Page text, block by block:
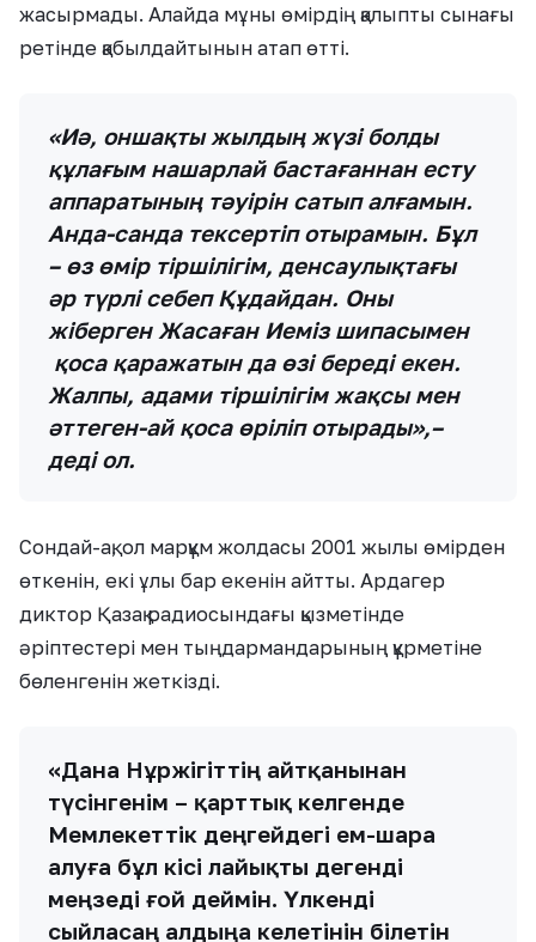
жасырмады. Алайда мұны өмірдің қалыпты сынағы
ретінде қабылдайтынын атап өтті.
«Иә, оншақты жылдың жүзі болды
құлағым нашарлай бастағаннан есту
аппаратының тәуірін сатып алғамын.
Анда-санда тексертіп отырамын. Бұл
– өз өмір тіршілігім, денсаулықтағы
әр түрлі себеп Құдайдан. Оны
жіберген Жасаған Иеміз шипасымен
қоса қаражатын да өзі береді екен.
Жалпы, адами тіршілігім жақсы мен
әттеген-ай қоса өріліп отырады»,–
деді ол.
Сондай-ақ, ол марқұм жолдасы 2001 жылы өмірден
өткенін, екі ұлы бар екенін айтты. Ардагер
диктор Қазақ радиосындағы қызметінде
әріптестері мен тыңдармандарының құрметіне
бөленгенін жеткізді.
«Дана Нұржігіттің айтқанынан
түсінгенім – қарттық келгенде
Мемлекеттік деңгейдегі ем-шара
алуға бұл кісі лайықты дегенді
меңзеді ғой деймін. Үлкенді
сыйласаң алдыңа келетінін білетін